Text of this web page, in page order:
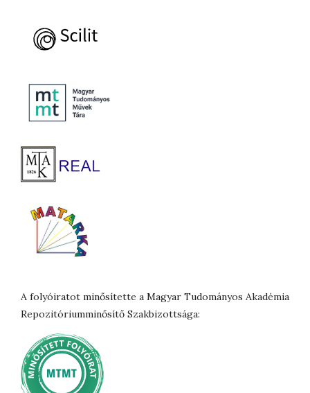
A folyóiratot minősítette a Magyar Tudományos Akadémia
Repozitóriumminősítő Szakbizottsága: